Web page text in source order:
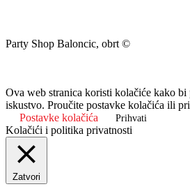
Party Shop Baloncic, obrt ©
Ova web stranica koristi kolačiće kako
iskustvo. Proučite postavke kolačića ili
Postavke kolačića
Prihvati
Kolačići i politika privatnosti
Zatvori